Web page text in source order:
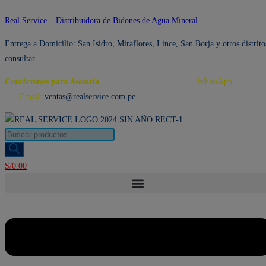
Ir
contenido
Real Service – Distribuidora de Bidones de Agua Mineral
Entrega a Domicilio: San Isidro, Miraflores, Lince, San Borja y otros
consultar
Contáctenos para Asesoría WhatsApp:
Email: ventas@realservice.com.pe
Búsqueda
de
productos
S/0.00